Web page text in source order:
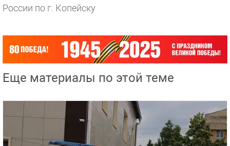
России по г. Копейску
Еще материалы по этой теме